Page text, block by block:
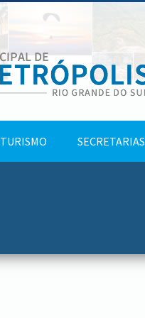
TURISMO SECRETARIAS